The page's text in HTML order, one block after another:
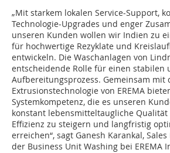
„Mit starkem lokalen Service-Support,
Technologie-Upgrades und enger
unseren Kunden wollen wir Indien zu
für hochwertige Rezyklate und
entwickeln. Die Waschanlagen von
entscheidende Rolle für einen stabilen
Aufbereitungsprozess. Gemeinsam mit
Extrusionstechnologie von EREMA
Systemkompetenz, die es unseren
konstant lebensmitteltaugliche
Effizienz zu steigern und langfristig
erreichen“, sagt Ganesh Karankal,
der Business Unit Washing bei EREMA